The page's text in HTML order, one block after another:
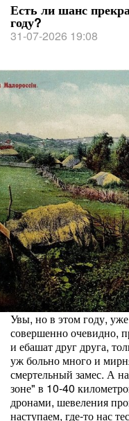
Есть ли шанс
году?
31-07-2026 19:08
Увы, но в этом году,
совершенно очевидно,
и ебашат друг друга,
уж больно много и
смертельный замес. А
зоне" в 10-40
дронами, шевеления
наступаем, где-то нас